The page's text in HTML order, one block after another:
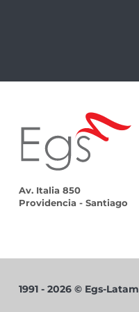
Av. Italia 850
Providencia - Santiago
1991 - 2026 © Egs-Latam